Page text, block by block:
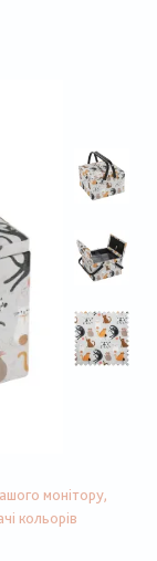
монітору,
кольорів